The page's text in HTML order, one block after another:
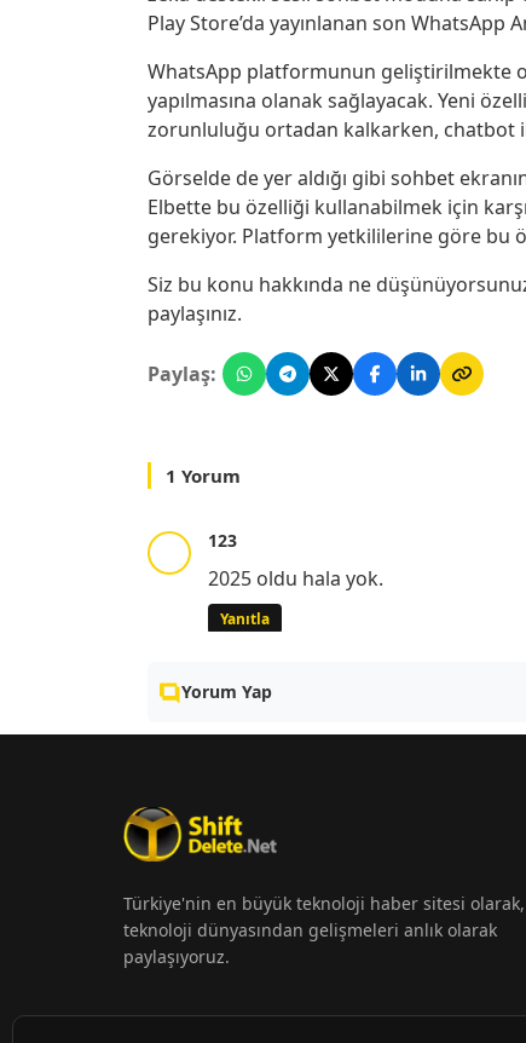
Play Store’da yayınlanan son WhatsApp
WhatsApp platformunun geliştirilmekte
yapılmasına olanak sağlayacak. Yeni
zorunluluğu ortadan kalkarken, chatbot
Görselde de yer aldığı gibi sohbet
Elbette bu özelliği kullanabilmek için
gerekiyor. Platform yetkililerine göre bu
Siz bu konu hakkında ne
paylaşınız.
Paylaş:
1 Yorum
123
2025 oldu hala yok.
Yanıtla
Yorum Yap
Türkiye'nin en büyük teknoloji haber sitesi olarak,
teknoloji dünyasından gelişmeleri anlık olarak
paylaşıyoruz.